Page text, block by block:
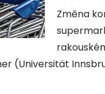
Změna
(Universität